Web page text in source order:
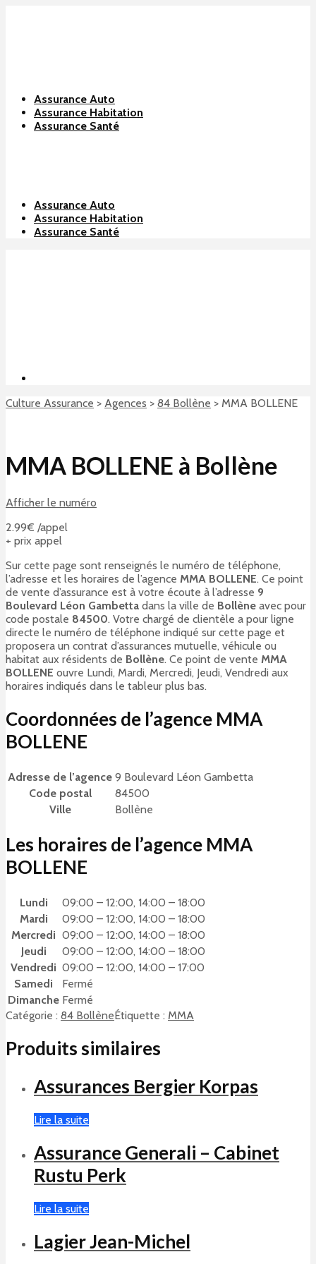
Assurance Auto
Assurance Habitation
Assurance Santé
Assurance Auto
Assurance Habitation
Assurance Santé
Culture Assurance > Agences > 84 Bollène > MMA BOLLENE
MMA BOLLENE à Bollène
Afficher le numéro
2.99€ /appel
+ prix appel
Sur cette page sont renseignés le numéro de téléphone,
l’adresse et les horaires de l’agence MMA BOLLENE. Ce point
de vente d’assurance est à votre écoute à l’adresse 9
Boulevard Léon Gambetta dans la ville de Bollène avec pour
code postale 84500. Votre chargé de clientèle a pour ligne
directe le numéro de téléphone indiqué sur cette page et
proposera un contrat d’assurances mutuelle, véhicule ou
habitat aux résidents de Bollène. Ce point de vente MMA
BOLLENE ouvre Lundi, Mardi, Mercredi, Jeudi, Vendredi aux
horaires indiqués dans le tableur plus bas.
Coordonnées de l’agence MMA
BOLLENE
Adresse de l’agence 9 Boulevard Léon Gambetta
Code postal
84500
Ville
Bollène
Les horaires de l’agence MMA
BOLLENE
Lundi
09:00 – 12:00, 14:00 – 18:00
Mardi
09:00 – 12:00, 14:00 – 18:00
Mercredi 09:00 – 12:00, 14:00 – 18:00
Jeudi
09:00 – 12:00, 14:00 – 18:00
Vendredi 09:00 – 12:00, 14:00 – 17:00
Samedi
Fermé
Dimanche Fermé
Catégorie : 84 BollèneÉtiquette : MMA
Produits similaires
Assurances Bergier Korpas
Lire la suite
Assurance Generali – Cabinet
Rustu Perk
Lire la suite
Lagier Jean-Michel